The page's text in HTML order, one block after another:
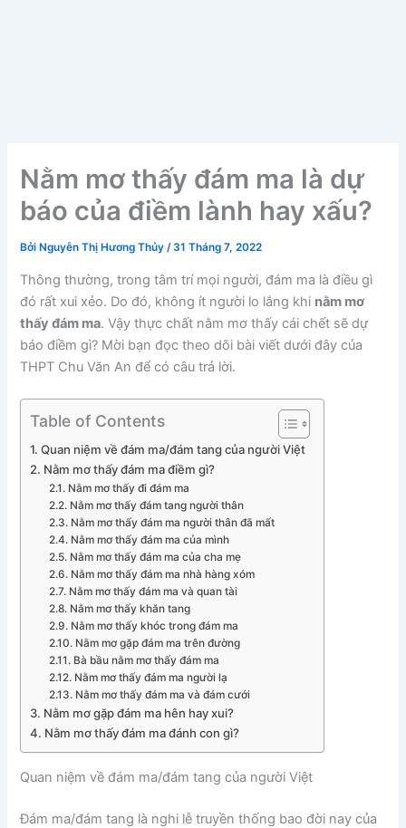
Nằm mơ thấy đám ma là dự
báo của điềm lành hay xấu?
Bởi Nguyễn Thị Hương Thủy/31 Tháng 7, 2022
Thông thường, trong tâm trí mọi người, đám ma là điều gì
đó rất xui xẻo. Do đó, không ít người lo lắng khi nằm mơ
thấy đám ma. Vậy thực chất nằm mơ thấy cái chết sẽ dự
báo điềm gì? Mời bạn đọc theo dõi bài viết dưới đây của
THPT Chu Văn An để có câu trả lời.
Table of Contents
Quan niệm về đám ma/đám tang của người Việt
Nằm mơ thấy đám ma điềm gì?
Nằm mơ thấy đi đám ma
Nằm mơ thấy đám tang người thân
Nằm mơ thấy đám ma người thân đã mất
Nằm mơ thấy đám ma của mình
Nằm mơ thấy đám ma của cha mẹ
Nằm mơ thấy đám ma nhà hàng xóm
Nằm mơ thấy đám ma và quan tài
Nằm mơ thấy khăn tang
Nằm mơ thấy khóc trong đám ma
Nằm mơ gặp đám ma trên đường
Bà bầu nằm mơ thấy đám ma
Nằm mơ thấy đám ma người lạ
Nằm mơ thấy đám ma và đám cưới
Nằm mơ gặp đám ma hên hay xui?
Nằm mơ thấy đám ma đánh con gì?
Quan niệm về đám ma/đám tang của người Việt
Đám ma/đám tang là nghi lễ truyền thống bao đời nay của